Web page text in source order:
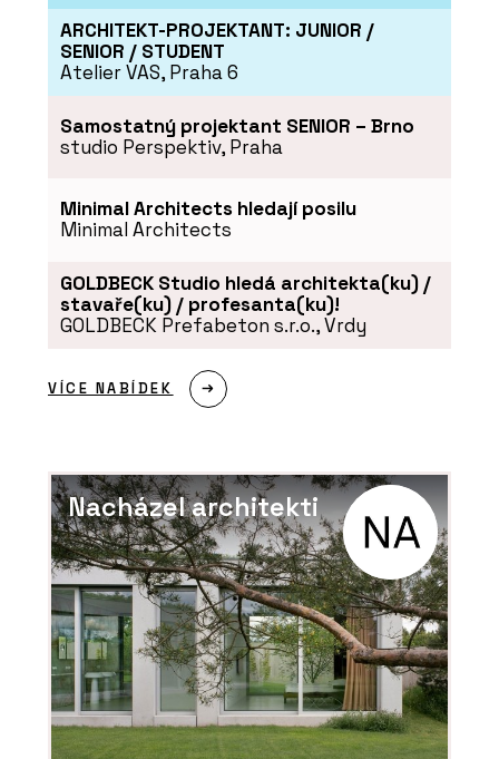
ARCHITEKT-PROJEKTANT: JUNIOR /
SENIOR / STUDENT
Atelier VAS, Praha 6
Samostatný projektant SENIOR – Brno
studio Perspektiv, Praha
Minimal Architects hledají posilu
Minimal Architects
GOLDBECK Studio hledá architekta(ku) /
stavaře(ku) / profesanta(ku)!
GOLDBECK Prefabeton s.r.o., Vrdy
VÍCE NABÍDEK
Nacházel architekti